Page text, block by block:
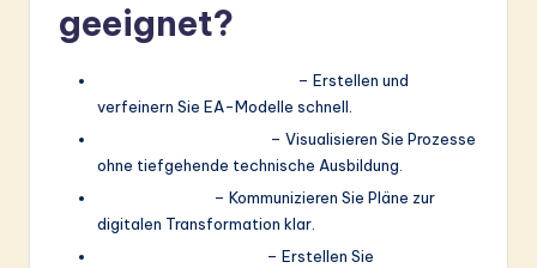
geeignet?
– Erstellen und
verfeinern Sie EA-Modelle schnell.
– Visualisieren Sie Prozesse
ohne tiefgehende technische Ausbildung.
– Kommunizieren Sie Pläne zur
digitalen Transformation klar.
– Erstellen Sie